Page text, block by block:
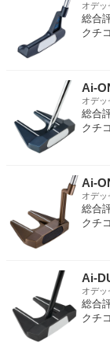
オデッ
総合
クチ
Ai-
オデッ
総合
クチ
Ai-
オデッ
総合
クチ
Ai-
オデッ
総合
クチ